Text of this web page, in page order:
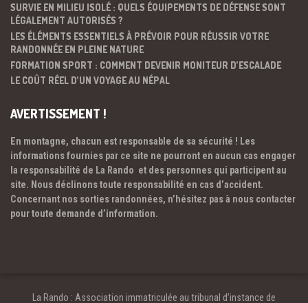
SURVIE EN MILIEU ISOLÉ : QUELS ÉQUIPEMENTS DE DÉFENSE SONT
LÉGALEMENT AUTORISÉS ?
LES ÉLÉMENTS ESSENTIELS À PRÉVOIR POUR RÉUSSIR VOTRE
RANDONNÉE EN PLEINE NATURE
FORMATION SPORT : COMMENT DEVENIR MONITEUR D’ESCALADE
LE COÛT RÉEL D’UN VOYAGE AU NÉPAL
AVERTISSEMENT !
En montagne, chacun est responsable de sa sécurité ! Les
informations fournies par ce site ne pourront en aucun cas engager
la responsabilité de La Rando et des personnes qui participent au
site. Nous déclinons toute responsabilité en cas d’accident.
Concernant nos sorties randonnées, n’hésitez pas à nous contacter
pour toute demande d’information.
La Rando : Association immatriculée au tribunal d’instance de